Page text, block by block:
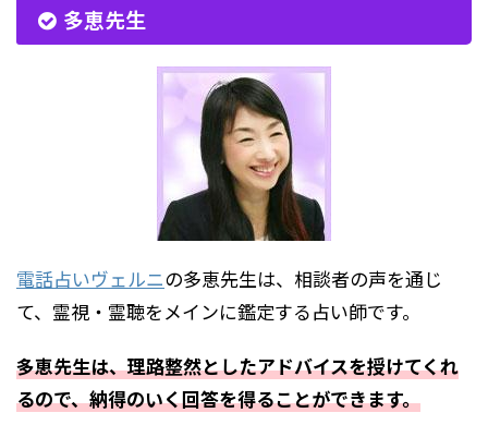
多恵先生
電話占いヴェルニの多恵先生は、相談者の声を通じ
て、霊視・霊聴をメインに鑑定する占い師です。
多恵先生は、理路整然としたアドバイスを授けてくれ
るので、納得のいく回答を得ることができます。